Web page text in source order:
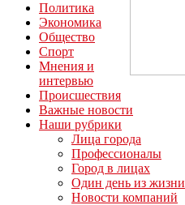
Политика
Экономика
Общество
Спорт
Мнения и
интервью
Происшествия
Важные новости
Наши рубрики
Лица города
Профессионалы
Город в лицах
Один день из жизни
Новости компаний